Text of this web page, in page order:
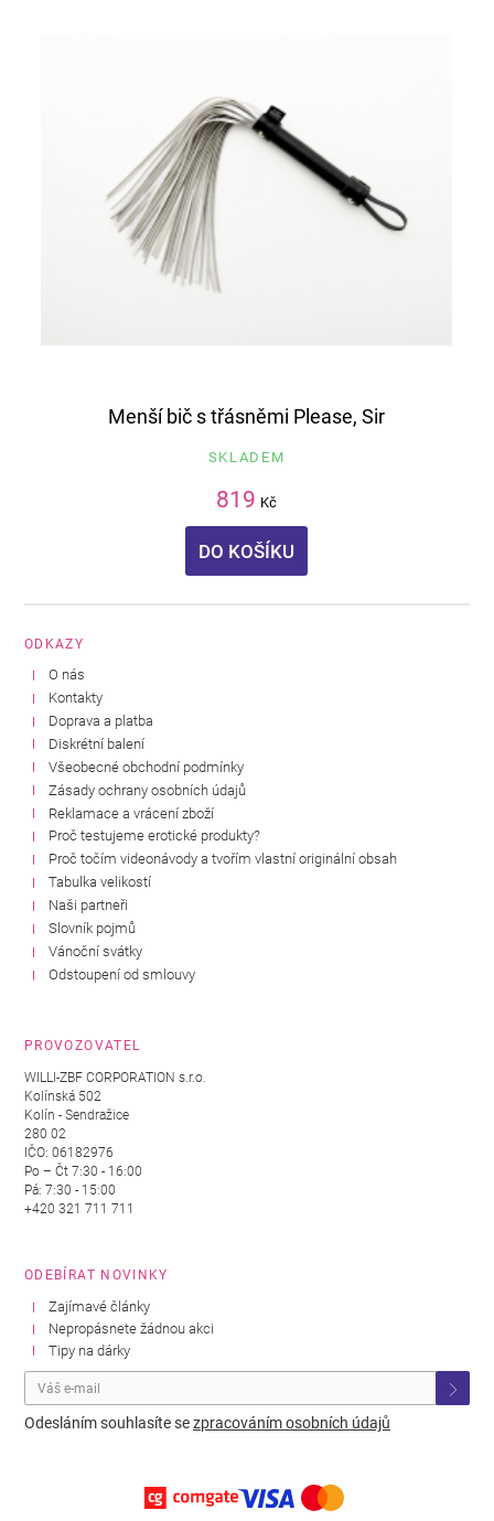
Menší bič s třásněmi Please, Sir
SKLADEM
819 Kč
DO KOŠÍKU
ODKAZY
O nás
Kontakty
Doprava a platba
Diskrétní balení
Všeobecné obchodní podmínky
Zásady ochrany osobních údajů
Reklamace a vrácení zboží
Proč testujeme erotické produkty?
Proč točím videonávody a tvořím vlastní originální obsah
Tabulka velikostí
Naši partneři
Slovník pojmů
Vánoční svátky
Odstoupení od smlouvy
PROVOZOVATEL
WILLI-ZBF CORPORATION s.r.o.
Kolínská 502
Kolín - Sendražice
280 02
IČO: 06182976
Po – Čt 7:30 - 16:00
Pá: 7:30 - 15:00
+420 321 711 711
ODEBÍRAT NOVINKY
Zajímavé články
Nepropásnete žádnou akci
Tipy na dárky
Odesláním souhlasíte sezpracováním osobních údajů